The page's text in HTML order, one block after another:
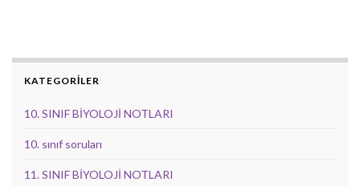
KATEGORİLER
10. SINIF BİYOLOJİ NOTLARI
10. sınıf soruları
11. SINIF BİYOLOJİ NOTLARI